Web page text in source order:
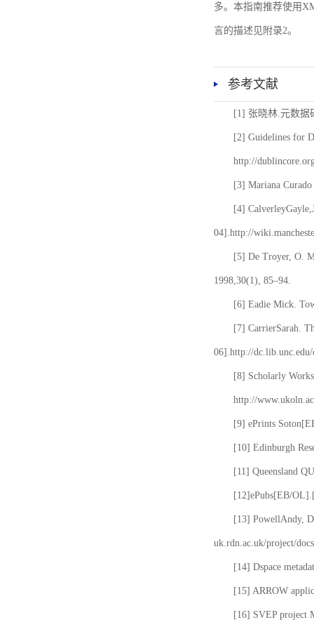
多。本指南推荐使用
言的描述见附录2。
参考文献
[1] 张晓林.元数据
[2] Guidelines for
http://
[3] Mariana
[4]
04].http://
[5] De Troyer, O.
1998,30(1), 85–94.
[6] Eadie Mick.
[7] CarrierSarah.
06].http://
[8] Scholarly
http://
[9] ePrints
[10] Edinburgh
[11] Queensland
[12]ePubs[EB/
[13] PowellAndy,
uk.rdn.ac.uk/project/
[14] Dspace
[15] ARROW
[16] SVEP project